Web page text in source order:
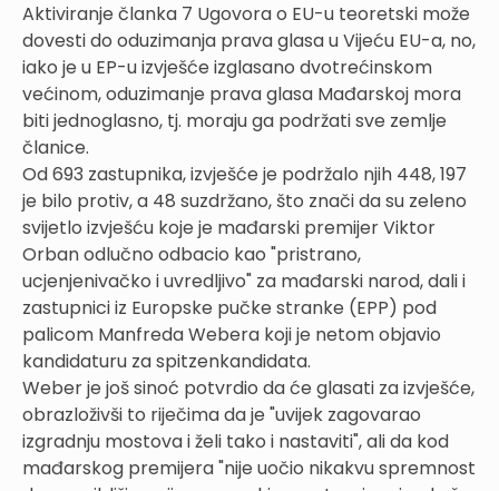
Aktiviranje članka 7 Ugovora o EU-u teoretski može
dovesti do oduzimanja prava glasa u Vijeću EU-a, no,
iako je u EP-u izvješće izglasano dvotrećinskom
većinom, oduzimanje prava glasa Mađarskoj mora
biti jednoglasno, tj. moraju ga podržati sve zemlje
članice.
Od 693 zastupnika, izvješće je podržalo njih 448, 197
je bilo protiv, a 48 suzdržano, što znači da su zeleno
svijetlo izvješću koje je mađarski premijer Viktor
Orban odlučno odbacio kao "pristrano,
ucjenjenivačko i uvredljivo" za mađarski narod, dali i
zastupnici iz Europske pučke stranke (EPP) pod
palicom Manfreda Webera koji je netom objavio
kandidaturu za spitzenkandidata.
Weber je još sinoć potvrdio da će glasati za izvješće,
obrazloživši to riječima da je "uvijek zagovarao
izgradnju mostova i želi tako i nastaviti", ali da kod
mađarskog premijera "nije uočio nikakvu spremnost